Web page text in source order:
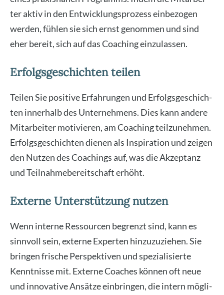
ter aktiv in den Ent­wick­lungs­pro­zess ein­be­zo­gen
wer­den, füh­len sie sich ernst genom­men und sind
eher bereit, sich auf das Coa­ching ein­zu­las­sen.
Erfolgsgeschichten teilen
Tei­len Sie posi­ti­ve Erfah­run­gen und Erfolgs­ge­schich­
ten inner­halb des Unter­neh­mens. Dies kann ande­re
Mit­ar­bei­ter moti­vie­ren, am Coa­ching teil­zu­neh­men.
Erfolgs­ge­schich­ten die­nen als Inspi­ra­ti­on und zei­gen
den Nut­zen des Coa­chings auf, was die Akzep­tanz
und Teil­nah­me­be­reit­schaft erhöht.
Externe Unterstützung nutzen
Wenn inter­ne Res­sour­cen begrenzt sind, kann es
sinn­voll sein, exter­ne Exper­ten hin­zu­zu­zie­hen. Sie
brin­gen fri­sche Per­spek­ti­ven und spe­zia­li­sier­te
Kennt­nis­se mit. Exter­ne Coa­ches kön­nen oft neue
und inno­va­ti­ve Ansät­ze ein­brin­gen, die intern mög­li­